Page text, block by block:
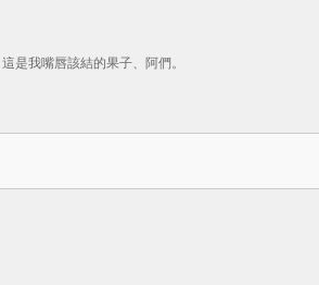
是我嘴唇該結的果子、阿們。